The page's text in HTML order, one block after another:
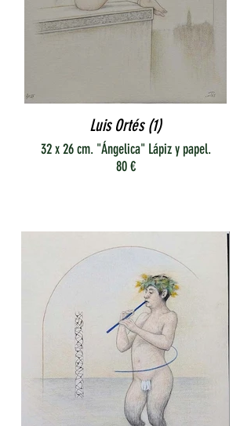
Luis Ortés (1)
32 x 26 cm. "Ángelica" Lápiz y papel.
80 €